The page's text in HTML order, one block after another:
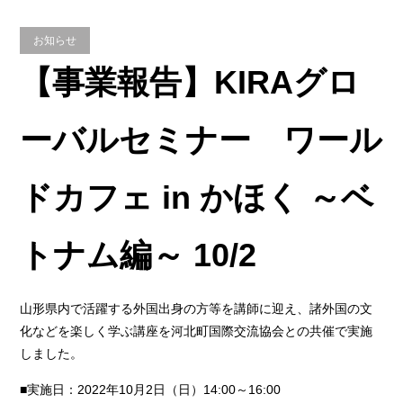
お知らせ
【事業報告】KIRAグロ
ーバルセミナー ワール
ドカフェ in かほく ～ベ
トナム編～ 10/2
山形県内で活躍する外国出身の方等を講師に迎え、諸外国の文
化などを楽しく学ぶ講座を河北町国際交流協会との共催で実施
しました。
■実施日：2022年10月2日（日）14:00～16:00